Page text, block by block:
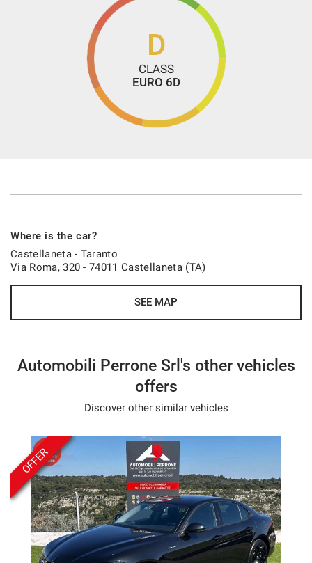
Park Distance Control
Tailgate electric rear
Electrically adjustable seats
Riconoscimento dei segnali stradali
Schermo multifunzione interamente digitale
Rear parking sensors
Power steering
Sistema di avviso di distanza
Sistema di parcheggio automatico
Fatigue recognition system
Side mirrors electrical
Specchietto retrovisore con funzione antiabbagliamento
Start / Stop Automatic
Streaming musicale integrato
Camera for valet parking
Roof view
D
CLASS
EURO 6D
Where is the car?
Castellaneta - Taranto
Via Roma, 320 - 74011 Castellaneta (TA)
SEE MAP
Automobili Perrone Srl's other vehicles
offers
Discover other similar vehicles
OFFER